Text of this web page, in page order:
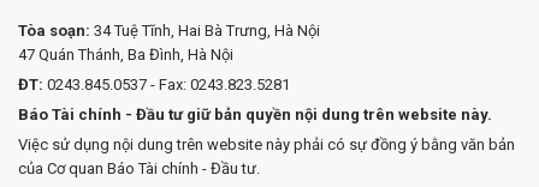
Tòa soạn: 34 Tuệ Tĩnh, Hai Bà Trưng, Hà Nội
47 Quán Thánh, Ba Đình, Hà Nội
ĐT: 0243.845.0537 - Fax: 0243.823.5281
Báo Tài chính - Đầu tư giữ bản quyền nội dung trên website này.
Việc sử dụng nội dung trên website này phải có sự đồng ý bằng văn bản
của Cơ quan Báo Tài chính - Đầu tư.